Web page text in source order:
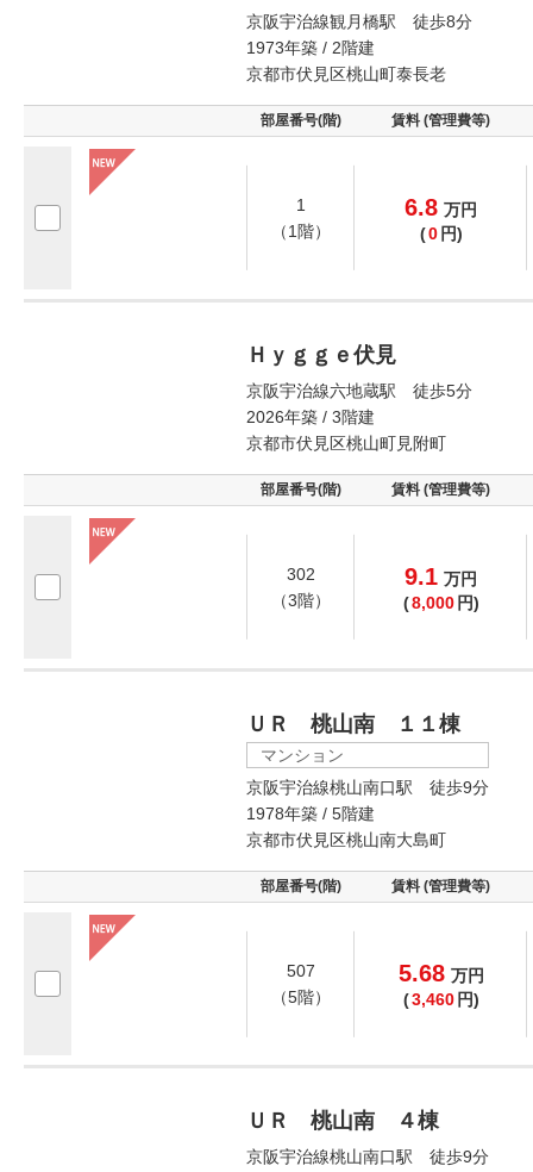
京阪宇治線観月橋駅 徒歩8分
1973年築 / 2階建
京都市伏見区桃山町泰長老
部屋番号(階) 賃料 (管理費等)
1
（1階）
6.8 万円
(0 円)
Ｈｙｇｇｅ伏見
京阪宇治線六地蔵駅 徒歩5分
2026年築 / 3階建
京都市伏見区桃山町見附町
部屋番号(階) 賃料 (管理費等)
302
（3階）
9.1 万円
(8,000 円)
ＵＲ 桃山南 １１棟
マンション
京阪宇治線桃山南口駅 徒歩9分
1978年築 / 5階建
京都市伏見区桃山南大島町
部屋番号(階) 賃料 (管理費等)
507
（5階）
5.68 万円
(3,460 円)
ＵＲ 桃山南 ４棟
京阪宇治線桃山南口駅 徒歩9分